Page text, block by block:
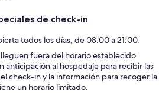
de check-in
todos los días, de 08:00 a 21:00.
fuera del horario establecido
anticipación al hospedaje para recibir las
check-in y la información para recoger la
un horario limitado.